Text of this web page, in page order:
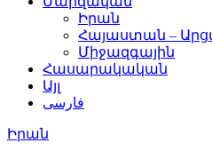
Իրան
Հայաստան –
Միջազգային
Հասարակական
Այլ
فارسی
Իրան